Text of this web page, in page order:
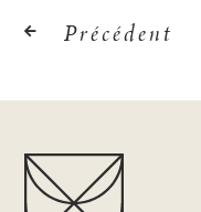
Précédent